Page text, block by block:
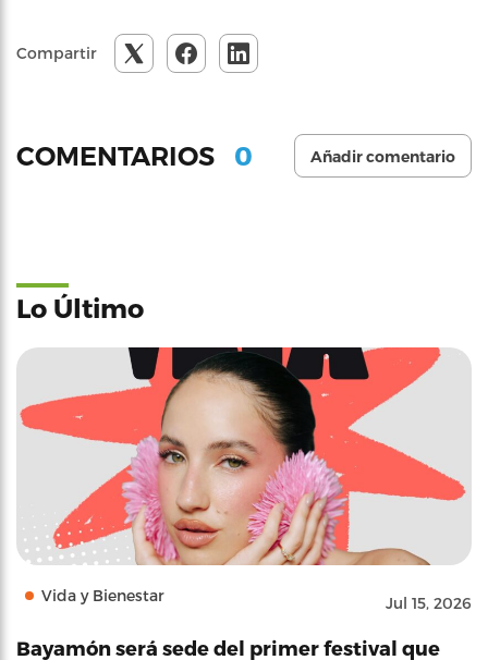
Compartir
COMENTARIOS 0 Añadir comentario
Lo Último
Vida y Bienestar Jul 15, 2026
Bayamón será sede del primer festival que